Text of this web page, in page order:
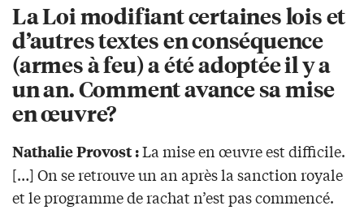
La Loi modifiant certaines lois et
d’autres textes en conséquence
(armes à feu) a été adoptée il y a
un an. Comment avance sa mise
en œuvre?
Nathalie Provost :La mise en œuvre est difficile.
[…] On se retrouve un an après la sanction royale
et le programme de rachat n’est pas commencé.